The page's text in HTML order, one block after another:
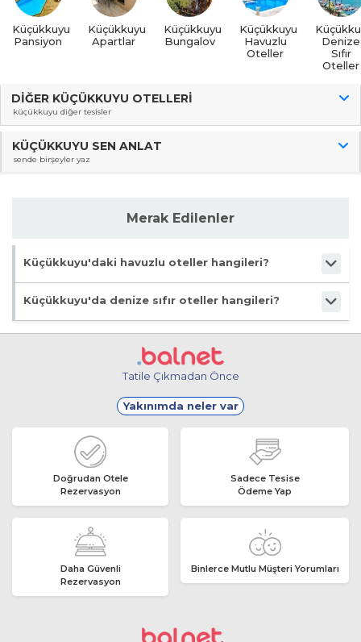
Küçükkuyu
Pansiyon
Küçükkuyu
Apartlar
Küçükkuyu
Bungalov
Küçükkuyu
Havuzlu
Oteller
Denize
Sıfır
Oteller
DIĞER KÜÇÜKKUYU OTELLERI
küçükkuyu diğer tesisler
KÜÇÜKKUYU SEN ANLAT
sende birşeyler yaz
Merak Edilenler
Küçükkuyu'daki havuzlu oteller hangileri?
Küçükkuyu'da havuzlu otellerden bazıları: Atila Motel, İda Tur
Küçükkuyu'da denize sıfır oteller hangileri?
Küçükkuyu'daki denize sıfır otellerden bazıları: Sahil Apart
Pansiyon, Gülhan Motel, Atila Motel. Tam liste:
Tatile Çıkmadan Önce
Yakınımda neler var
Doğrudan Otele
Rezervasyon
Sadece Tesise
Ödeme Yap
Daha Güvenli
Rezervasyon
Binlerce Mutlu Müşteri Yorumları